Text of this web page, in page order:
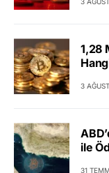
1,28
3
ile
31